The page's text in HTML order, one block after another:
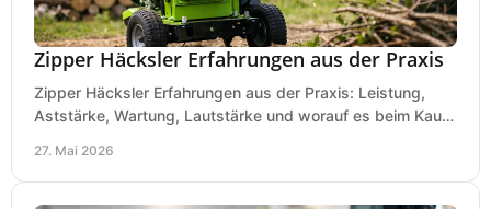
Zipper Häcksler Erfahrungen aus der Praxis
Zipper Häcksler Erfahrungen aus der Praxis: Leistung,
Aststärke, Wartung, Lautstärke und worauf es beim Kauf
27. Mai 2026